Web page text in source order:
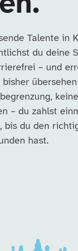
Talente in
du deine
– und
bisher
keine
– du zahlst
bis du den
hast.